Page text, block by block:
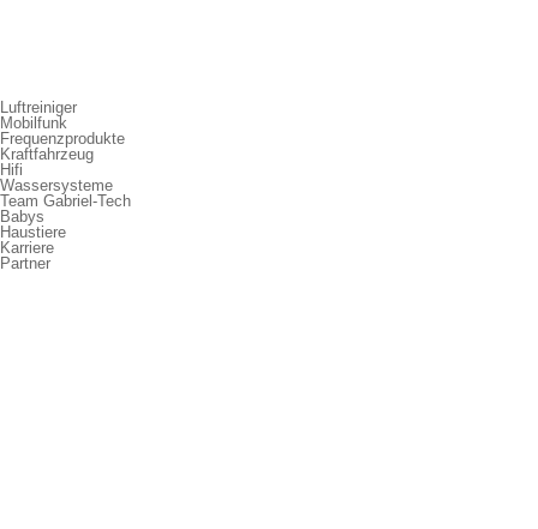
Luftreiniger
Mobilfunk
Frequenzprodukte
Kraftfahrzeug
Hifi
Wassersysteme
Team Gabriel-Tech
Babys
Haustiere
Karriere
Partner